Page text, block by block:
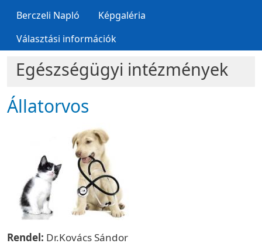
Berczeli Napló
Képgaléria
Választási információk
Egészségügyi intézmények
Állatorvos
Rendel: Dr.Kovács Sándor